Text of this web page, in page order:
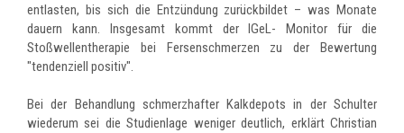
entlasten, bis sich die Entzündung zurückbildet – was Monate
dauern kann. Insgesamt kommt der IGeL- Monitor für die
Stoßwellentherapie bei Fersenschmerzen zu der Bewertung
"tendenziell positiv".
Bei der Behandlung schmerzhafter Kalkdepots in der Schulter
wiederum sei die Studienlage weniger deutlich, erklärt Christian